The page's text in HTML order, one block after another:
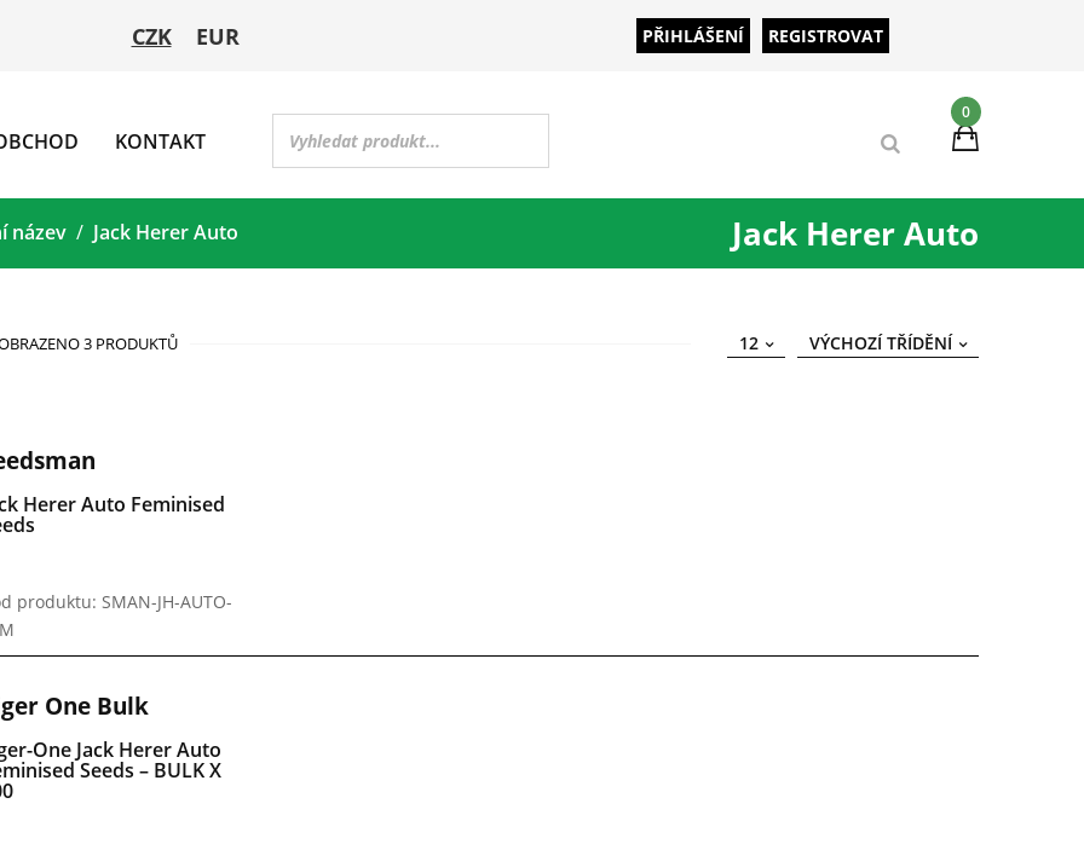
CZK EUR PŘIHLÁŠENÍ REGISTROVAT
0
KONTAKT
Jack Herer Auto
název Jack Herer Auto
3 PRODUKTŮ VÝCHOZÍ TŘÍDĚNÍ
12
Herer Auto Feminised
produktu: SMAN-JH-AUTO-
One Bulk
One Jack Herer Auto
Seeds – BULK X